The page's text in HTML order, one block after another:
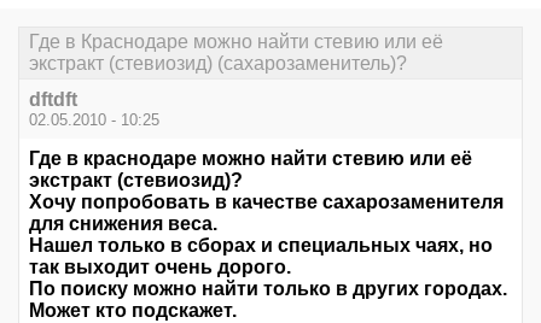
Где в Краснодаре можно найти стевию или её
экстракт (стевиозид) (сахарозаменитель)?
dftdft
02.05.2010 - 10:25
Где в краснодаре можно найти стевию или её
экстракт (стевиозид)?
Хочу попробовать в качестве сахарозаменителя
для снижения веса.
Нашел только в сборах и специальных чаях, но
так выходит очень дорого.
По поиску можно найти только в других городах.
Может кто подскажет.